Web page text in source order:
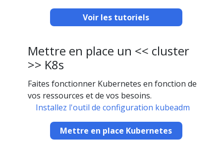
Voir les tutoriels
Mettre en place un << cluster
>> K8s
Faites fonctionner Kubernetes en fonction de
vos ressources et de vos besoins.
Installez l'outil de configuration kubeadm
Mettre en place Kubernetes